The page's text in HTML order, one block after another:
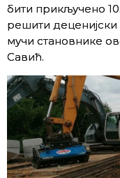
бити прикључено
решити
мучи становнике
Савић.